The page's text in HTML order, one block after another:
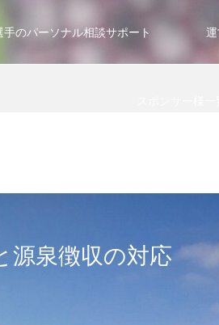
手のパーソナル相談サポート
源泉徴収の対応